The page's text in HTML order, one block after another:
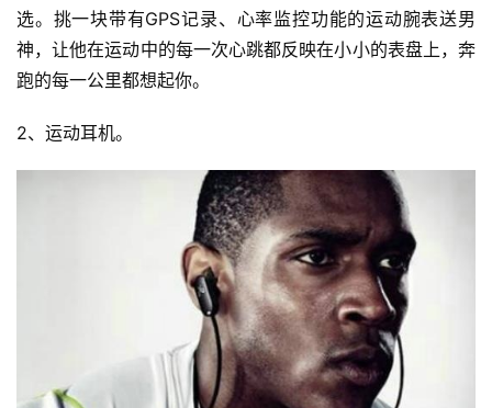
选。挑一块带有GPS记录、心率监控功能的运动腕表送男
神，让他在运动中的每一次心跳都反映在小小的表盘上，奔
跑的每一公里都想起你。
2、运动耳机。